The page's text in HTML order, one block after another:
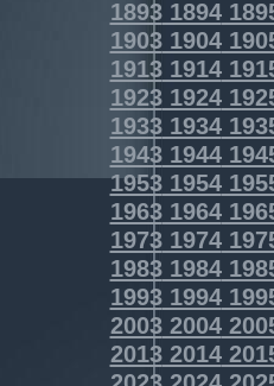
18931894
19031904
19131914
19231924
19331934
19431944
19531954
19631964
19731974
19831984
19931994
20032004
20132014